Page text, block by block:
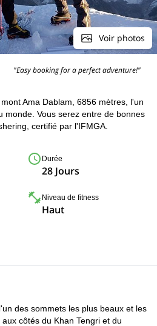
Voir photos
"Easy booking for a perfect adventure!"
Ama Dablam, 6856 mètres, l'un
monde. Vous serez entre de bonnes
certifié par l'IFMGA.
Durée
28 Jours
Niveau de fitness
Haut
des sommets les plus beaux et les
côtés du Khan Tengri et du